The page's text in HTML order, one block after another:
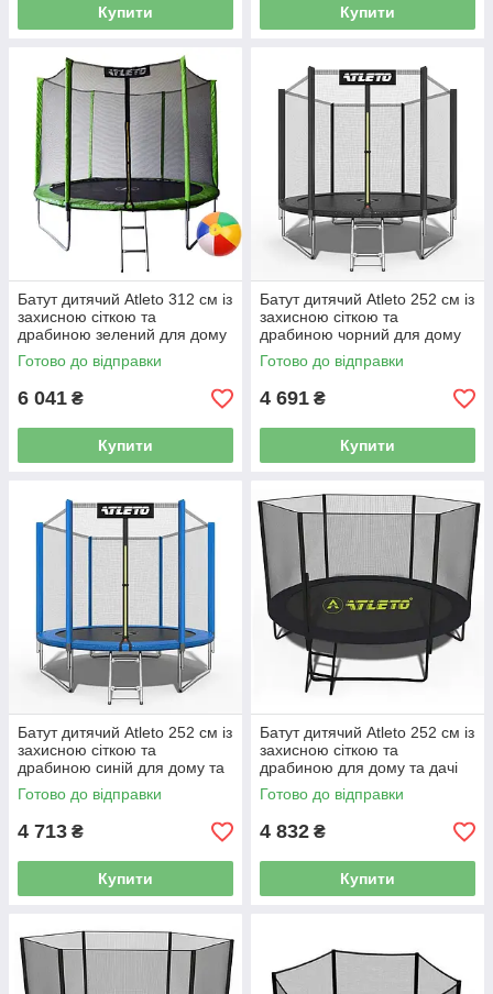
Купити Купити
Батут дитячий Atleto 312 см із
захисною сіткою та
драбиною зелений для дому
та дачі 42400473
Готово до відправки
6 041 ₴
Купити
Батут дитячий Atleto 252 см із
захисною сіткою та
драбиною чорний для дому
та дачі 42400443
Готово до відправки
4 691 ₴
Купити
Батут дитячий Atleto 252 см із
захисною сіткою та
драбиною синій для дому та
дачі 42400442
Готово до відправки
4 713 ₴
Купити
Батут дитячий Atleto 252 см із
захисною сіткою та
драбиною для дому та дачі
42400582
Готово до відправки
4 832 ₴
Купити